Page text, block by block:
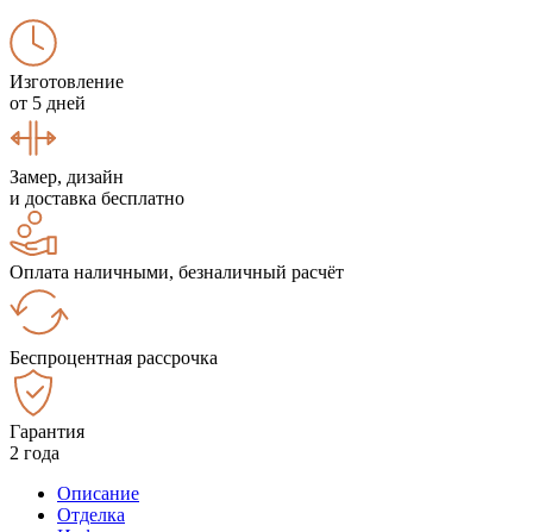
Изготовление
от 5 дней
Замер, дизайн
и доставка бесплатно
Оплата наличными, безналичный расчёт
Беспроцентная рассрочка
Гарантия
2 года
Описание
Отделка